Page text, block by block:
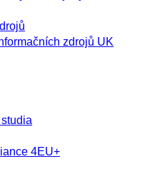
zdrojů UK
4EU+